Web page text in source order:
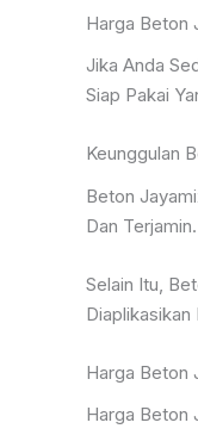
Harga Beton
Jika Anda
Siap Pakai
Keunggulan
Beton
Dan
Selain Itu,
Harga Beton
Harga Beton